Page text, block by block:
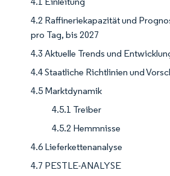
4.2 Raffineriekapazität und
pro Tag, bis 2027
4.3 Aktuelle Trends und
4.4 Staatliche Richtlinien und
4.5 Marktdynamik
4.5.1 Treiber
4.5.2 Hemmnisse
4.6 Lieferkettenanalyse
4.7 PESTLE-ANALYSE